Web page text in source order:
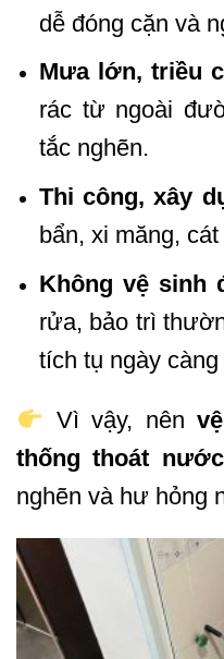
dễ đóng cặn và
Mưa lớn, triều
rác từ ngoài
tắc nghẽn.
Thi công, xây
bẩn, xi măng,
Không vệ sinh
rửa, bảo trì
tích tụ ngày càng
Vì vậy, nên
thống thoát
nghẽn và hư hỏng